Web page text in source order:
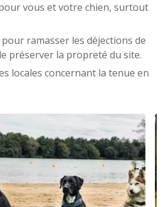
pour vous et votre chien, surtout
ramasser les déjections de
préserver la propreté du site.
locales concernant la tenue en